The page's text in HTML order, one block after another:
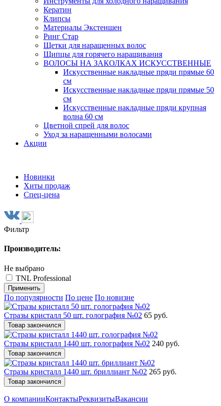
Кератин
Клипсы
Материалы Экстеншен
Ринг Стар
Щетки для наращенных волос
Щипцы для горячего наращивания
ВОЛОСЫ НА ЗАКОЛКАХ ИСКУССТВЕННЫЕ
Искусственные накладные пряди прямые 60
см
Искусственные накладные пряди прямые 50
см
Искусственные накладные пряди крупная
волна 60 см
Цветной спрей для волос
Уход за наращенными волосами
Акции
Новинки
Хиты продаж
Спец-цена
Фильтр
Производитель:
Не выбрано
TNL Professional
Применить
По популярности По цене По новизне
Стразы кристалл 50 шт. голография №02 65 руб.
Товар закончился
Стразы кристалл 1440 шт. голография №02 240 руб.
Товар закончился
Стразы кристалл 1440 шт. бриллиант №02 265 руб.
Товар закончился
О компанииКонтактыРеквизитыВакансии